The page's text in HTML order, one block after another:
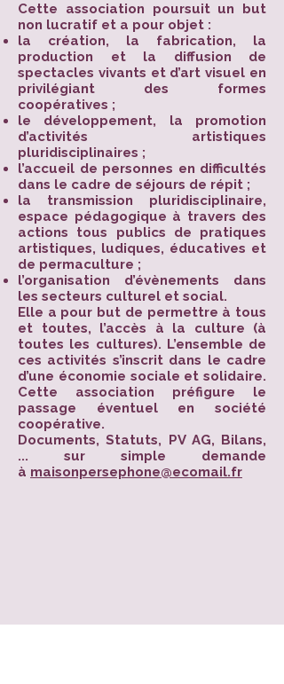
Cette association poursuit un but
non lucratif et a pour objet :
la création, la fabrication, la
production et la diffusion de
spectacles vivants et d’art visuel en
privilégiant des formes
coopératives ;
le développement, la promotion
d’activités artistiques
pluridisciplinaires ;
l’accueil de personnes en difficultés
dans le cadre de séjours de répit ;
la transmission pluridisciplinaire,
espace pédagogique à travers des
actions tous publics de pratiques
artistiques, ludiques, éducatives et
de permaculture ;
l’organisation d’évènements dans
les secteurs culturel et social.
Elle a pour but de permettre à tous
et toutes, l’accès à la culture (à
toutes les cultures). L’ensemble de
ces activités s’inscrit dans le cadre
d’une économie sociale et solidaire.
Cette association préfigure le
passage éventuel en société
coopérative.​
Documents, Statuts, PV AG, Bilans,
... sur simple demande
à maisonpersephone@ecomail.fr